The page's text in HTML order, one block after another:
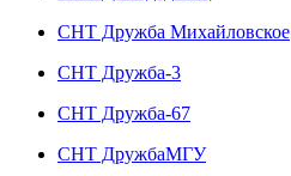
СНТ Дружба Михайловское
СНТ Дружба-3
СНТ Дружба-67
СНТ ДружбаМГУ